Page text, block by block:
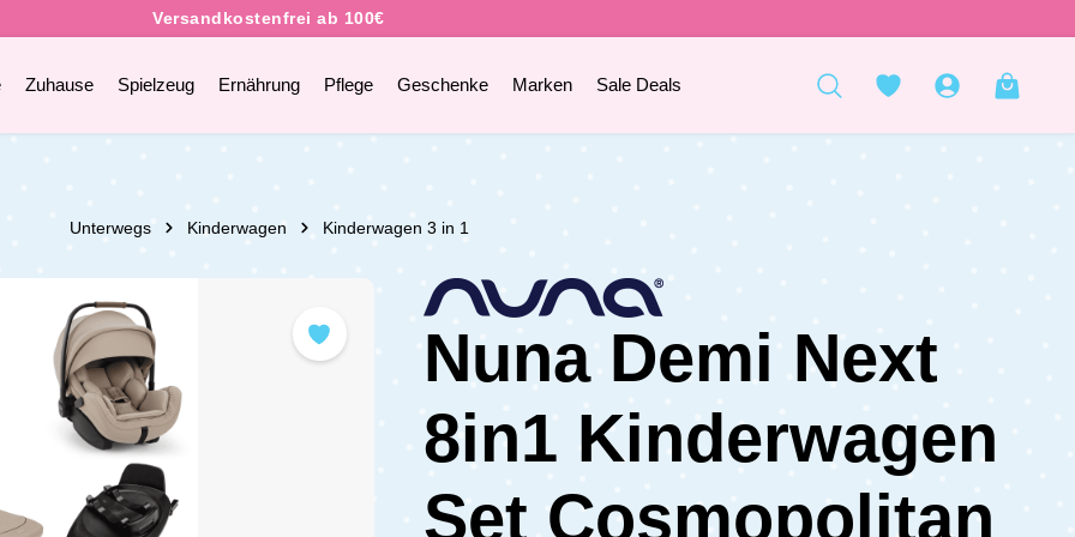
Zuhause Spielzeug Ernährung Pflege Geschenke Marken Sale Deals
Unterwegs Kinderwagen Kinderwagen 3 in 1
Nuna Demi Next
8in1 Kinderwagen
Set Cosmopolitan